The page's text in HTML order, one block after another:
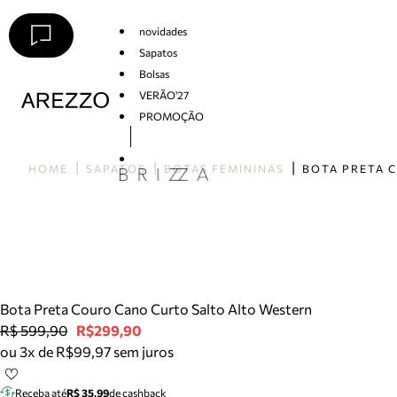
novidades
Sapatos
Bolsas
VERÃO'27
PROMOÇÃO
HOME SAPATOS BOTAS FEMININAS
Bota Preta Couro Cano Curto Salto Alto Western
R$ 599,90 R$299,90
ou 3x de R$99,97 sem juros
Receba atéR$ 35,99de cashback